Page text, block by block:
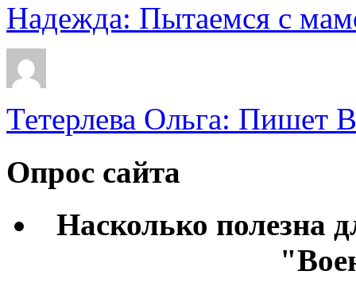
Надежда: Пытаемся с
Тетерлева Ольга: Пишет
Опрос сайта
Насколько полезна